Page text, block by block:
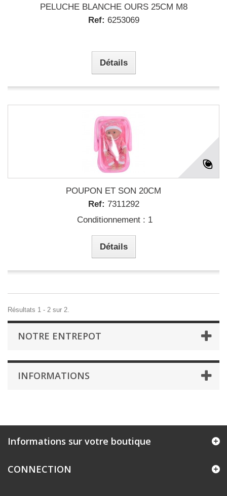
PELUCHE BLANCHE OURS 25CM M8
Ref: 6253069
Détails
POUPON ET SON 20CM
Ref: 7311292
Conditionnement : 1
Détails
Résultats 1 - 2 sur 2.
NOTRE ENTREPOT
INFORMATIONS
Informations sur votre boutique
CONNECTION